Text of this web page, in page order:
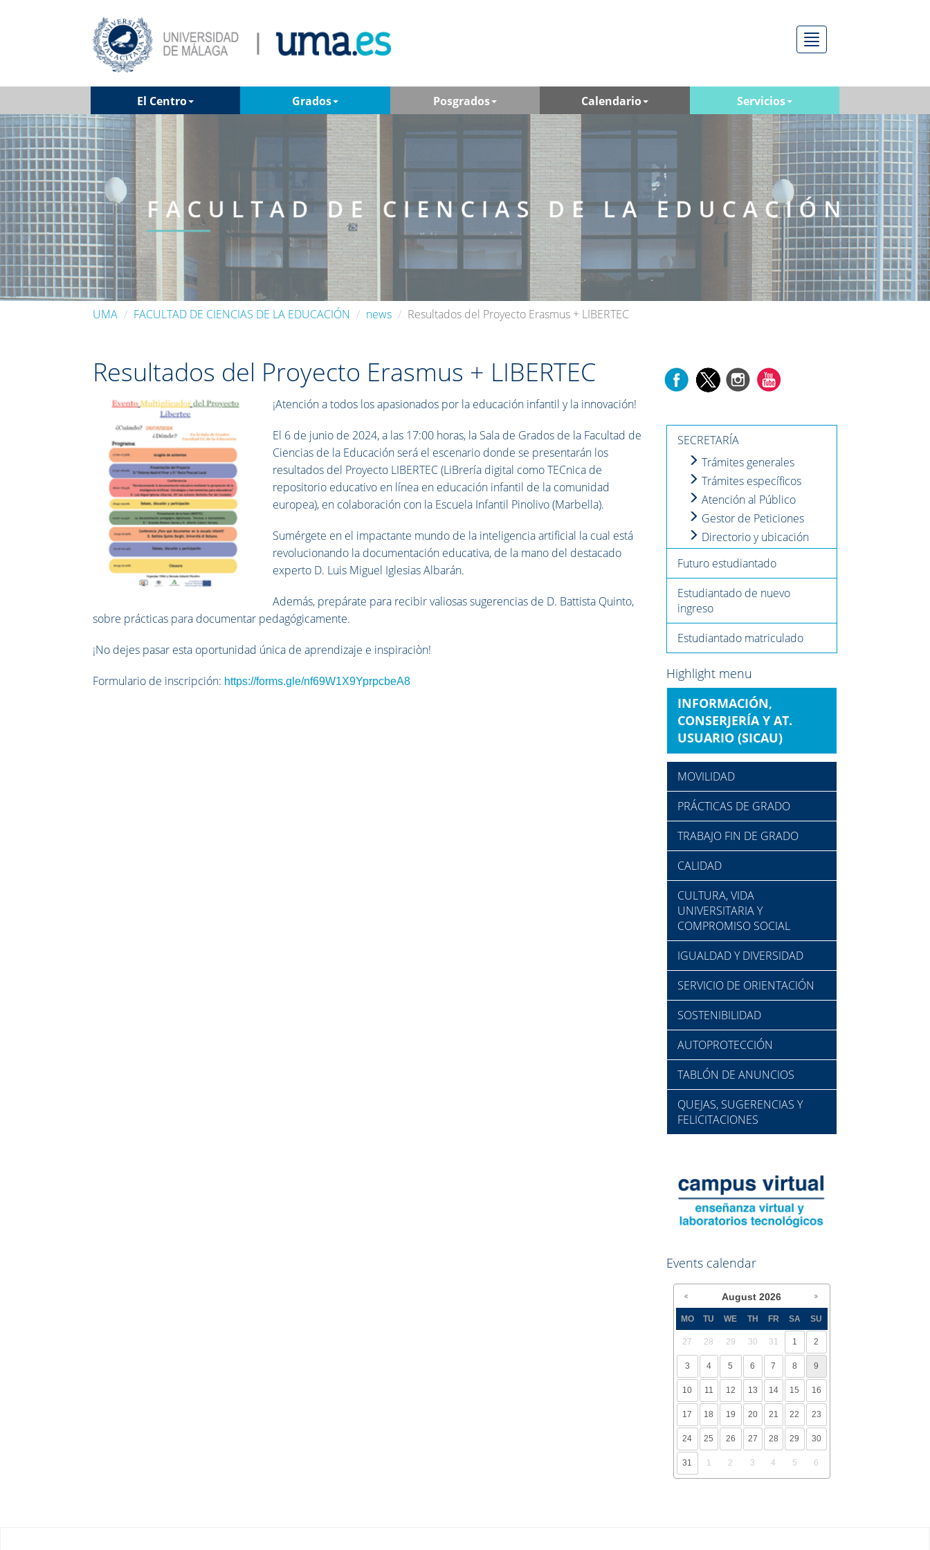
Menú
El Centro Grados Posgrados Calendario Servicios
UMA FACULTAD DE CIENCIAS DE LA EDUCACIÓN news Resultados del Proyecto Erasmus + LIBERTEC
Resultados del Proyecto Erasmus + LIBERTEC
¡Atención a todos los apasionados por la educación infantil y la innovación!
El 6 de junio de 2024, a las 17:00 horas, la Sala de Grados de la Facultad de
Ciencias de la Educación será el escenario donde se presentarán los
resultados del Proyecto LIBERTEC (LiBrería digital como TECnica de
repositorio educativo en línea en educación infantil de la comunidad
europea), en colaboración con la Escuela Infantil Pinolivo (Marbella).
Sumérgete en el impactante mundo de la inteligencia artificial la cual está
revolucionando la documentación educativa, de la mano del destacado
experto D. Luis Miguel Iglesias Albarán.
Además, prepárate para recibir valiosas sugerencias de D. Battista Quinto,
sobre prácticas para documentar pedagógicamente.
¡No dejes pasar esta oportunidad única de aprendizaje e inspiraciòn!
Formulario de inscripción: https://forms.gle/nf69W1X9YprpcbeA8
SECRETARÍA
Trámites generales
Trámites específicos
Atención al Público
Gestor de Peticiones
Directorio y ubicación
Futuro estudiantado
Estudiantado de nuevo
ingreso
Estudiantado matriculado
Highlight menu
INFORMACIÓN,
CONSERJERÍA Y AT.
USUARIO (SICAU)
MOVILIDAD
PRÁCTICAS DE GRADO
TRABAJO FIN DE GRADO
CALIDAD
CULTURA, VIDA
UNIVERSITARIA Y
COMPROMISO SOCIAL
IGUALDAD Y DIVERSIDAD
SERVICIO DE ORIENTACIÓN
SOSTENIBILIDAD
AUTOPROTECCIÓN
TABLÓN DE ANUNCIOS
QUEJAS, SUGERENCIAS Y
FELICITACIONES
Events calendar
August 2026
MO TU WE TH FR SA SU
27 28 29 30 31 1 2
3 4 5 6 7 8 9
10 11 12 13 14 15 16
17 18 19 20 21 22 23
24 25 26 27 28 29 30
31 1 2 3 4 5 6